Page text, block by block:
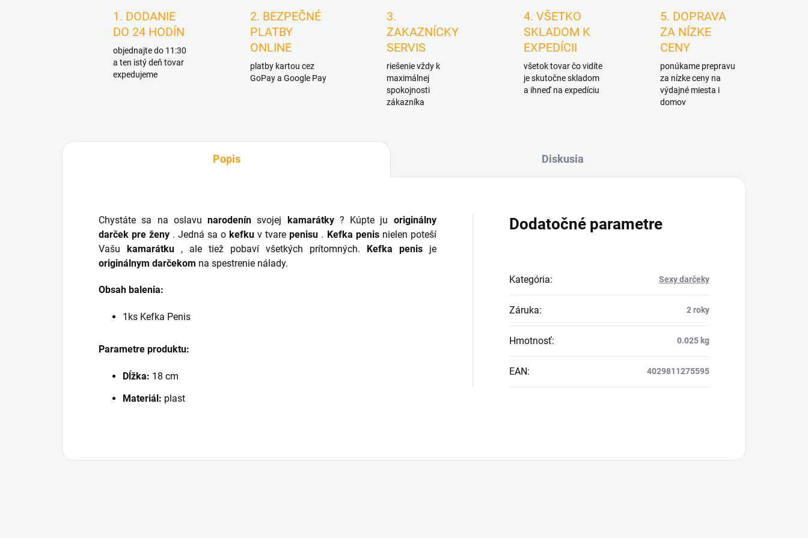
1. DODANIE
DO 24 HODÍN
objednajte do 11:30
a ten istý deň tovar
expedujeme
2. BEZPEČNÉ
PLATBY
ONLINE
platby kartou cez
GoPay a Google Pay
3.
ZAKAZNÍCKY
SERVIS
riešenie vždy k
maximálnej
spokojnosti
zákazníka
4. VŠETKO
SKLADOM K
EXPEDÍCII
všetok tovar čo vidíte
je skutočne skladom
a ihneď na expedíciu
5. DOPRAVA
ZA NÍZKE
CENY
ponúkame prepravu
za nízke ceny na
výdajné miesta i
domov
Popis Diskusia
Chystáte sa na oslavunarodenín svojej kamarátky? Kúpte ju originálny
darček pre ženy . Jedná sa o kefku v tvarepenisu . Kefka penisnielen poteší
Vašu
kamarátku, ale tiež pobaví všetkých prítomných. Kefka penisje
originálnym darčekom na spestrenie nálady.
Obsah balenia:
1ks Kefka Penis
Parametre produktu:
Dĺžka: 18 cm
Materiál: plast
Dodatočné parametre
Kategória: Sexy darčeky
Záruka: 2 roky
Hmotnosť: 0.025 kg
EAN: 4029811275595